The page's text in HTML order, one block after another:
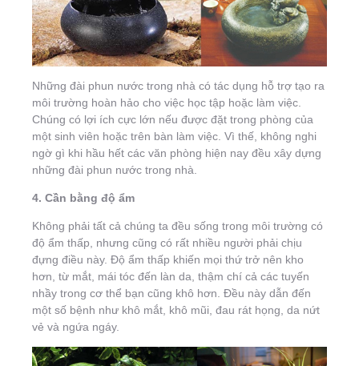
Những đài phun nước trong nhà có tác dụng hỗ trợ tạo ra
môi trường hoàn hảo cho việc học tập hoặc làm việc.
Chúng có lợi ích cực lớn nếu được đặt trong phòng của
một sinh viên hoặc trên bàn làm việc. Vì thế, không nghi
ngờ gì khi hầu hết các văn phòng hiện nay đều xây dựng
những đài phun nước trong nhà.
4. Cần bằng độ ẩm
Không phải tất cả chúng ta đều sống trong môi trường có
độ ẩm thấp, nhưng cũng có rất nhiều người phải chịu
đựng điều này. Độ ẩm thấp khiến mọi thứ trở nên kho
hơn, từ mắt, mái tóc đến làn da, thậm chí cả các tuyến
nhầy trong cơ thể bạn cũng khô hơn. Đều này dẫn đến
một số bệnh như khô mắt, khô mũi, đau rát họng, da nứt
vẻ và ngứa ngáy.